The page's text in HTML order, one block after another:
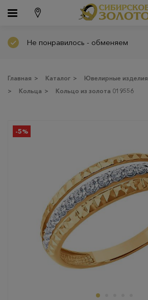
Не понравилось - обменяем
Главная > Каталог > Ювелирные изделия
>
Кольца > Кольцо из золота 019556
-5%